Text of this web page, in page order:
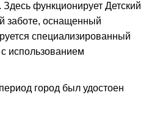
функционирует Детский
заботе, оснащенный
специализированный
использованием
город был удостоен